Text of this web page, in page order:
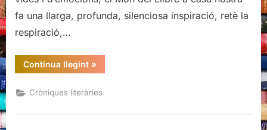
fa una llarga, profunda, silenciosa inspiració, retè la
respiració,…
Continua llegint“El
Berenar
(de
la
El
»
Cròniques literàries